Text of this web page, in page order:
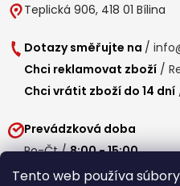
Tento web používa
Teplická 906, 418 01 Bílina
Dotazy směřujte na /
Chci reklamovat zboží /
Chci vrátit zboží do 14 dní
Prevádzková doba
Po-Čt /8:00 - 15:00
Pá / 7:30 - 14:30